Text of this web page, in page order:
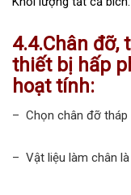
4.4.Chân đỡ,
thiết bị hấp
hoạt tính:
– Chọn chân đỡ tháp
– Vật liệu làm chân